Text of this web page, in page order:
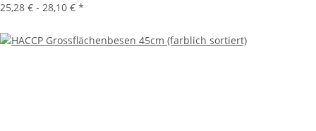
25,28 € - 28,10 € *